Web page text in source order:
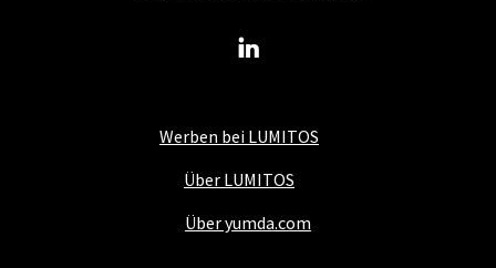
Werben bei LUMITOS
Über LUMITOS
Über yumda.com